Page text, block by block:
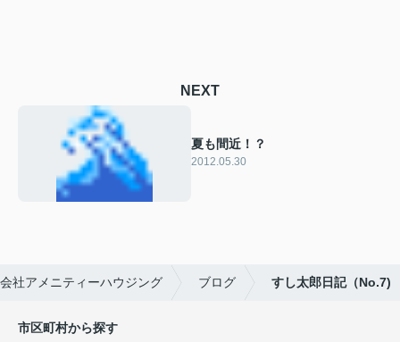
NEXT
夏も間近！？
2012.05.30
社アメニティーハウジング ブログ すし太郎日記（No.7)
市区町村から探す